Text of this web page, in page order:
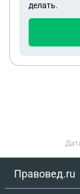
делать.
Правовед.ru